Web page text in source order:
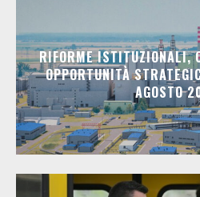
RIFORME ISTITUZIONALI,
OPPORTUNITÀ
AGOSTO